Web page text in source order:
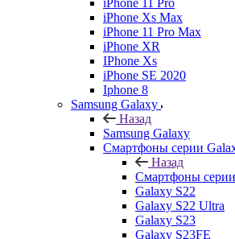
iPhone 11 Pro
iPhone Xs Max
iPhone 11 Pro Max
iPhone XR
IPhone Xs
iPhone SE 2020
Iphone 8
Samsung Galaxy
Назад
Samsung Galaxy
Смартфоны серии
Назад
Смартфоны
Galaxy S22
Galaxy S22 Ultra
Galaxy S23
Galaxy S23FE